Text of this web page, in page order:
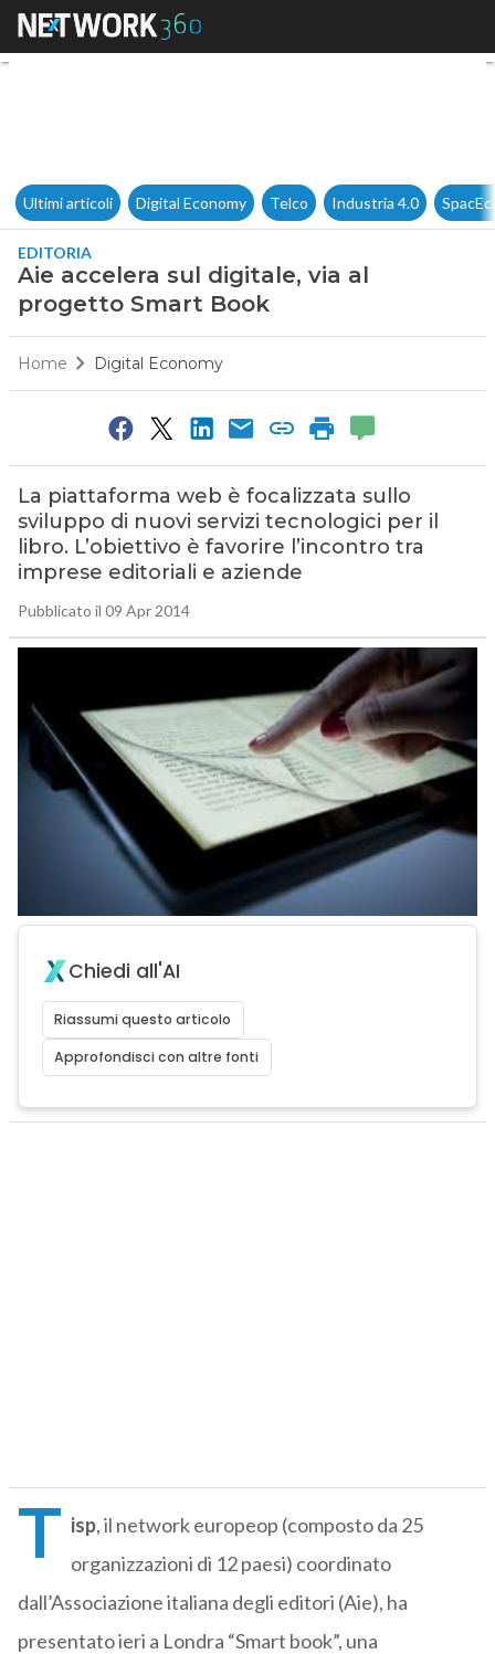
Aie accelera sul digitale, via
Ultimi articoli Digital Economy Telco Industria 4.0
EDITORIA
Aie accelera sul digitale, via al
progetto Smart Book
Home Digital Economy
La piattaforma web è focalizzata sullo
sviluppo di nuovi servizi tecnologici per il
libro. L’obiettivo è favorire l’incontro tra
imprese editoriali e aziende
Pubblicato il 09 Apr 2014
Chiedi all'AI
Riassumi questo articolo
Approfondisci con altre fonti
T isp, il network europeop (composto da 25
organizzazioni di 12 paesi) coordinato
dall’Associazione italiana degli editori (Aie), ha
presentato ieri a Londra “Smart book”, una